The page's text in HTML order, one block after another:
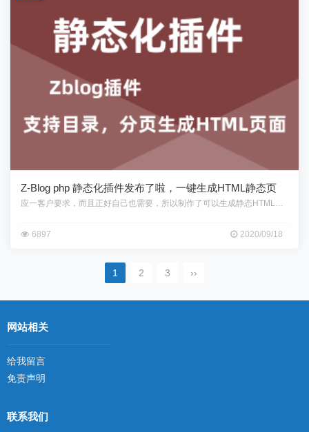
Z-Blog php 静态化插件发布了啦，一键生成HTML静态页
应一客户要求，而且正好自己也需要，所以制作了可以生成静态HTML页的Z
6897 2020/09/18
1 2 3 ››
网站相关
给我留言
免责声明
联系我们